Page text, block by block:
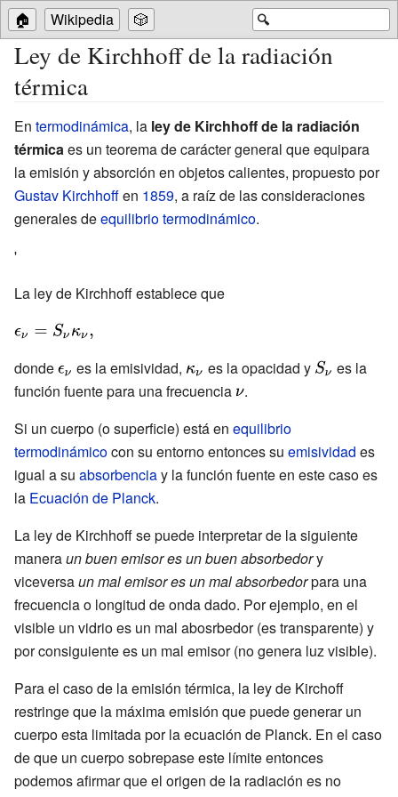
🔍
🏠 Wikipedia 🎲
Ley de Kirchhoff de la radiación
térmica
En termodinámica, la ley de Kirchhoff de la radiación
térmica es un teorema de carácter general que equipara
la emisión y absorción en objetos calientes, propuesto por
Gustav Kirchhoffen 1859, a raíz de las consideraciones
generales deequilibrio termodinámico.
'
La ley de Kirchhoff establece que
{\displaystyle
_{\nu
}=S_{\nu
}\kappa _{\nu
},}
donde{\displaystyle
\epsilon
es la emisividad, {\displaystyle
\kappa _{\nu
es la opacidad y {\displaystyle
es la
función fuente para una frecuencia {\displaystyle
.
Si un cuerpo (o superficie) está en equilibrio
termodinámicocon su entorno entonces su emisividad es
igual a su absorbenciay la función fuente en este caso es
la Ecuación de Planck.
La ley de Kirchhoff se puede interpretar de la siguiente
maneraun buen emisor es un buen absorbedory
viceversaun mal emisor es un mal absorbedorpara una
frecuencia o longitud de onda dado. Por ejemplo, en el
visible un vidrio es un mal abosrbedor (es transparente) y
por consiguiente es un mal emisor (no genera luz visible).
Para el caso de la emisión térmica, la ley de Kirchoff
restringe que la máxima emisión que puede generar un
cuerpo esta limitada por la ecuación de Planck. En el caso
de que un cuerpo sobrepase este límite entonces
podemos afirmar que el origen de la radiación es no